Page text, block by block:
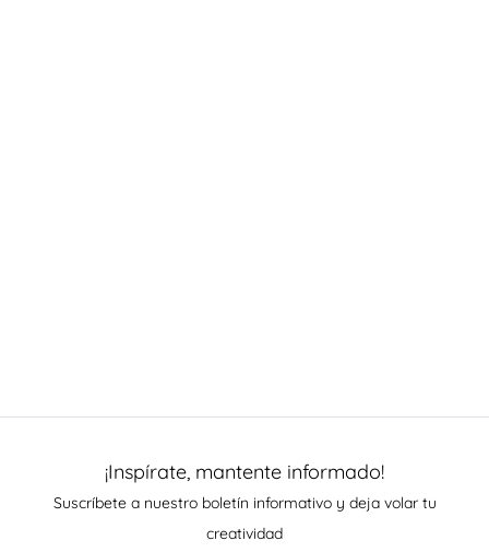
¡Inspírate, mantente informado!
Suscríbete a nuestro boletín informativo y deja volar tu
creatividad